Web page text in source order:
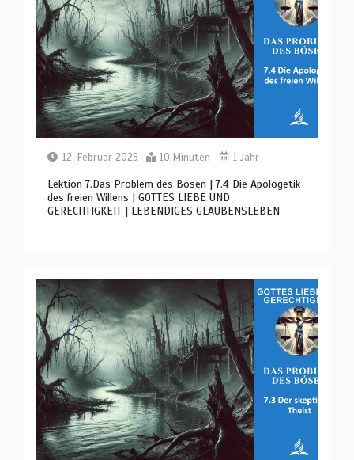
12. Februar 2025 10 Minuten 1 Jahr
Lektion 7.Das Problem des Bösen | 7.4 Die Apologetik
des freien Willens | GOTTES LIEBE UND
GERECHTIGKEIT | LEBENDIGES GLAUBENSLEBEN